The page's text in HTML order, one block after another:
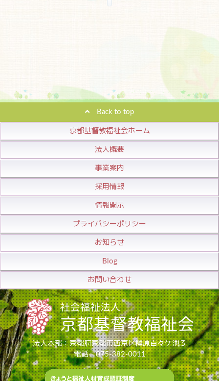
Back to top
京都基督教福祉会ホーム
法人概要
事業案内
採用情報
情報開示
プライバシーポリシー
お知らせ
Blog
お問い合わせ
法人本部：京都府京都市西京区樫原百々ケ池３
電話：075-382-0011